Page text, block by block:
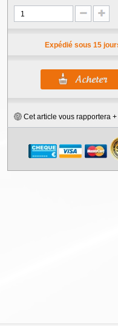
Expédié sous 15
Cet article vous rapportera +